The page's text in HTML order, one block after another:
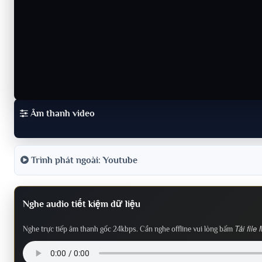
Âm thanh video
Trình phát ngoài: Youtube
Nghe audio tiết kiệm dữ liệu
Nghe trực tiếp âm thanh gốc 24kbps. Cần nghe offline vui lòng bấm Tải file